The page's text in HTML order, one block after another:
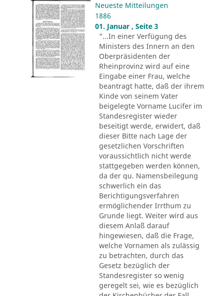
Neueste Mitteilungen
1886
01. Januar , Seite 3
"...In einer Verfügung des
Ministers des Innern an den
Oberpräsidenten der
Rheinprovinz wird auf eine
Eingabe einer Frau, welche
beantragt hatte, daß der ihrem
Kinde von seinem Vater
beigelegte Vorname Lucifer im
Standesregister wieder
beseitigt werde, erwidert, daß
dieser Bitte nach Lage der
gesetzlichen Vorschriften
voraussichtlich nicht werde
stattgegeben werden können,
da der qu. Namensbeilegung
schwerlich ein das
Berichtigungsverfahren
ermöglichender Irrthum zu
Grunde liegt. Weiter wird aus
diesem Anlaß darauf
hingewiesen, daß die Frage,
welche Vornamen als zulässig
zu betrachten, durch das
Gesetz bezüglich der
Standesregister so wenig
geregelt sei, wie es bezüglich